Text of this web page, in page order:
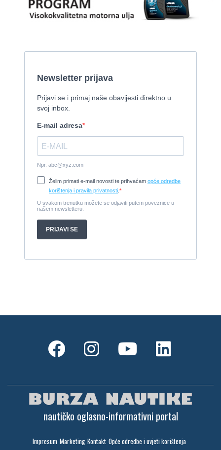
nautičko oglasno-informativni portal
Impresum Marketing Kontakt Opće odredbe i uvjeti korištenja